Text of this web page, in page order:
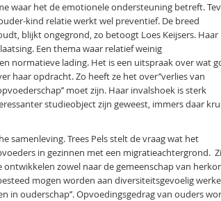
waar het de emotionele ondersteuning betreft.
kind relatie werkt wel preventief. De breed
blijkt ongegrond, zo betoogt Loes Keijsers. Haar
Een thema waar relatief weinig
normatieve lading. Het is een uitspraak over wat
haar opdracht. Zo heeft ze het over’’verlies van
moet zijn. Haar invalshoek is sterk
studieobject zijn geweest, immers daar
samenleving. Trees Pels stelt de vraag wat het
in gezinnen met een migratieachtergrond.
zowel naar de gemeenschap van
mogen worden aan diversiteitsgevoelig
in ouderschap’’. Opvoedingsgedrag van ouders